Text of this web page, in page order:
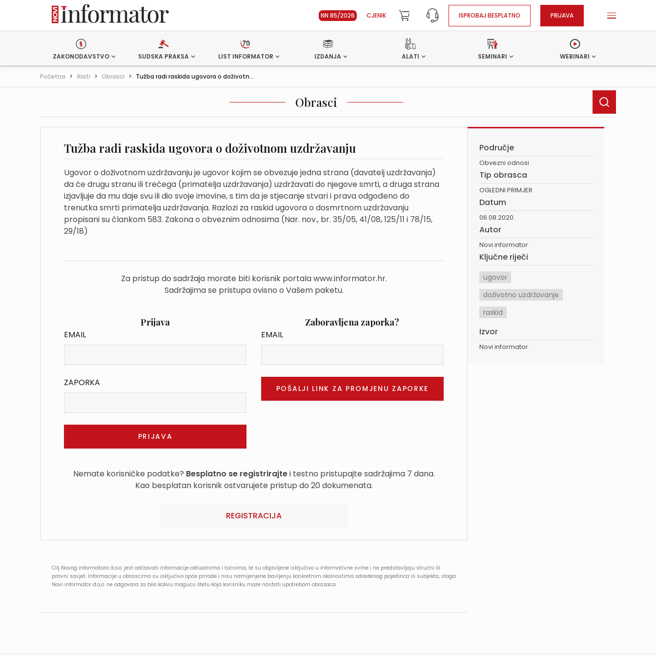
NN 85/2026 CJENIK ISPROBAJ BESPLATNO PRIJAVA
ZAKONODAVSTVO SUDSKA PRAKSA LIST INFORMATOR IZDANJA ALATI SEMINARI WEBINARI
Početna > Alati > Obrasci > Tužba radi raskida ugovora o doživotn...
Obrasci
Tužba radi raskida ugovora o doživotnom uzdržavanju
Ugovor o doživotnom uzdržavanju je ugovor kojim se obvezuje jedna strana (davatelj uzdržavanja)
da će drugu stranu ili trećega (primatelja uzdržavanja) uzdržavati do njegove smrti, a druga strana
izjavljuje da mu daje svu ili dio svoje imovine, s tim da je stjecanje stvari i prava odgođeno do
trenutka smrti primatelja uzdržavanja. Razlozi za raskid ugovora o dosmrtnom uzdržavanju
propisani su člankom 583. Zakona o obveznim odnosima (Nar. nov., br. 35/05, 41/08, 125/11 i 78/15,
29/18)
Za pristup do sadržaja morate biti korisnik portala www.informator.hr.
Sadržajima se pristupa ovisno o Vašem paketu.
Prijava
EMAIL
ZAPORKA
Zaboravljena zaporka?
EMAIL
Nemate korisničke podatke? Besplatno se registrirajtei testno pristupajte sadržajima 7 dana.
Kao besplatan korisnik ostvarujete pristup do 20 dokumenata.
REGISTRACIJA
Cilj Novog informatora d.o.o. jest održavati informacije aktualnima i točnima, te su objavljene isključivo u informativne svrhe i ne predstavljaju stručni ili
pravni savjet. Informacije u obrascima su isključivo opće prirode i nisu namijenjene bavljenju konkretnim okolnostima određenog pojedinca ili subjekta, stoga
Novi informator d.o.o. ne odgovara za bilo kakvu moguću štetu koja korisniku može nastati upotrebom obrazaca.
Područje
Obvezni odnosi
Tip obrasca
OGLEDNI PRIMJER
Datum
06.08.2020.
Autor
Novi informator
Ključne riječi
ugovor
doživotno uzdržavanje
raskid
Izvor
Novi informator